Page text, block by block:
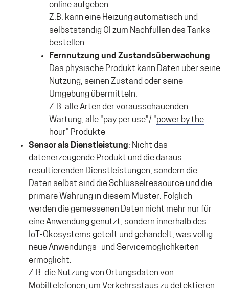
online aufgeben.
Z.B. kann eine Heizung automatisch und
selbstständig Öl zum Nachfüllen des Tanks
bestellen.
Fernnutzung und Zustandsüberwachung:
Das physische Produkt kann Daten über seine
Nutzung, seinen Zustand oder seine
Umgebung übermitteln.
Z.B. alle Arten der vorausschauenden
Wartung, alle "pay per use"/ "power by the
hour" Produkte
Sensor als Dienstleistung: Nicht das
datenerzeugende Produkt und die daraus
resultierenden Dienstleistungen, sondern die
Daten selbst sind die Schlüsselressource und die
primäre Währung in diesem Muster. Folglich
werden die gemessenen Daten nicht mehr nur für
eine Anwendung genutzt, sondern innerhalb des
IoT-Ökosystems geteilt und gehandelt, was völlig
neue Anwendungs- und Servicemöglichkeiten
ermöglicht.
Z.B. die Nutzung von Ortungsdaten von
Mobiltelefonen, um Verkehrsstaus zu detektieren.